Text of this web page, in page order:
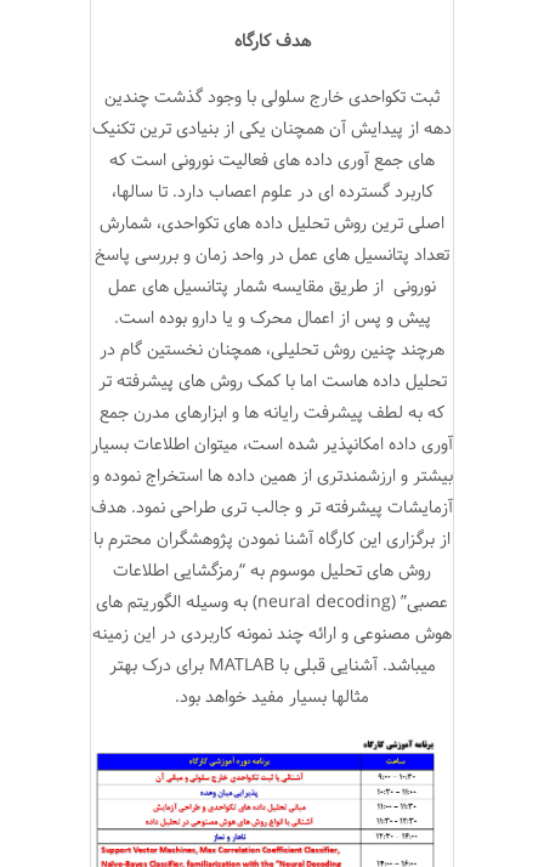
هدف کارگاه
ثبت تکواحدی خارج سلولی با وجود گذشت چندین
دهه از پیدایش آن همچنان یکی از بنیادی ترین تکنیک
های جمع آوری داده های فعالیت نورونی است که
کاربرد گسترده ای در علوم اعصاب دارد. تا سالها،
اصلی ترین روش تحلیل داده های تکواحدی، شمارش
تعداد پتانسیل های عمل در واحد زمان و بررسی پاسخ
نورونی از طریق مقایسه شمار پتانسیل های عمل
پیش و پس از اعمال محرک و یا دارو بوده است.
هرچند چنین روش تحلیلی، همچنان نخستین گام در
تحلیل داده هاست اما با کمک روش های پیشرفته تر
که به لطف پیشرفت رایانه ها و ابزارهای مدرن جمع
آوری داده امکانپذیر شده است، میتوان اطلاعات بسیار
بیشتر و ارزشمندتری از همین داده ها استخراج نموده و
آزمایشات پیشرفته تر و جالب تری طراحی نمود. هدف
از برگزاری این کارگاه آشنا نمودن پژوهشگران محترم با
روش های تحلیل موسوم به “رمزگشایی اطلاعات
عصبی” (neural decoding) به وسیله الگوریتم های
هوش مصنوعی و ارائه چند نمونه کاربردی در این زمینه
میباشد. آشنایی قبلی با MATLAB برای درک بهتر
مثالها بسیار مفید خواهد بود.